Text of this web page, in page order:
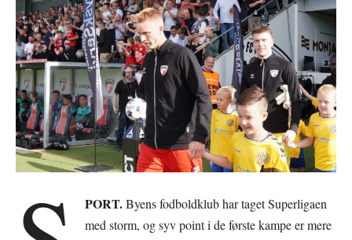
PORT.Byens fodboldklub har taget Superligaen
med storm, og syv point i de første kampe er mere